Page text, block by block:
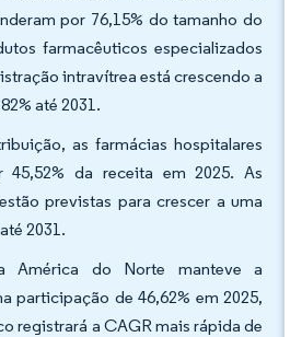
por 76,15% do tamanho do
farmacêuticos especializados
intravítrea está crescendo a
até 2031.
as farmácias hospitalares
45,52% da receita em 2025. As
previstas para crescer a uma
2031.
América do Norte manteve a
participação de 46,62% em 2025,
registrará a CAGR mais rápida de